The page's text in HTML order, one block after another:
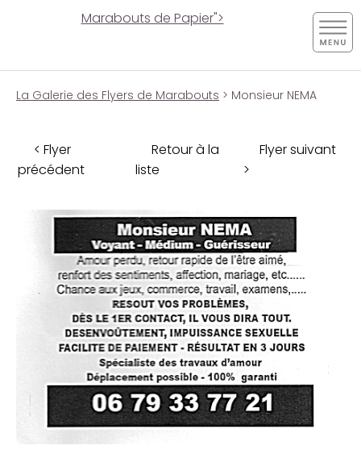
Marabouts de Papier">
La Galerie des Flyers de Marabouts > Monsieur NEMA
< Flyer
précédent
Retour à la
liste
Flyer suivant
>